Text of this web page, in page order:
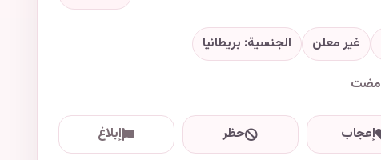
غير معلن الجنسية: بريطانيا
إعجاب حظر إبلاغ